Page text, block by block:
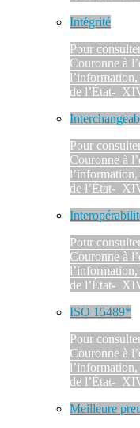
Intégrité
Pour
Couronne à
de l’État-
Pour
Couronne à
de l’État-
Pour
Couronne à
de l’État-
ISO 15489*
Pour
Couronne à
de l’État-
Meilleure